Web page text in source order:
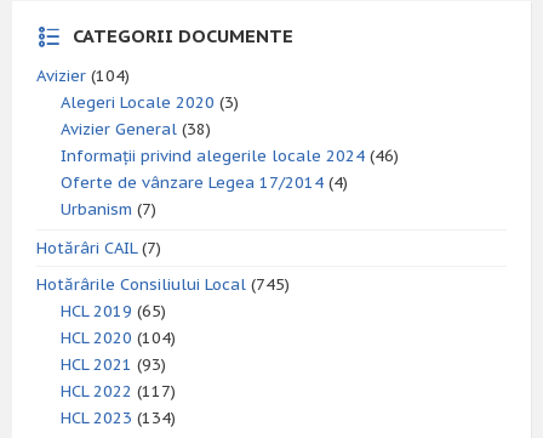
CATEGORII DOCUMENTE
Avizier (104)
Alegeri Locale 2020 (3)
Avizier General (38)
Informații privind alegerile locale 2024 (46)
Oferte de vânzare Legea 17/2014 (4)
Urbanism (7)
Hotărâri CAIL(7)
Hotărârile Consiliului Local (745)
HCL 2019 (65)
HCL 2020 (104)
HCL 2021 (93)
HCL 2022 (117)
HCL 2023 (134)